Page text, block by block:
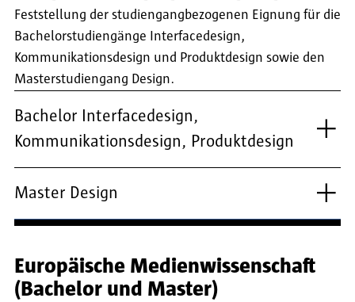
Feststellung der studiengangbezogenen Eignung für die
Bachelorstudiengänge Interfacedesign,
Kommunikationsdesign und Produktdesign sowie den
Masterstudiengang Design.
Bachelor Interfacedesign,
Kommunikationsdesign, Produktdesign
Master Design
Europäische Medienwissenschaft
(Bachelor und Master)